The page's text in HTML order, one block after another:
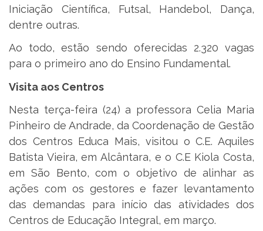
Iniciação Científica, Futsal, Handebol, Dança,
dentre outras.
Ao todo, estão sendo oferecidas 2.320 vagas
para o primeiro ano do Ensino Fundamental.
Visita aos Centros
Nesta terça-feira (24) a professora Celia Maria
Pinheiro de Andrade, da Coordenação de Gestão
dos Centros Educa Mais, visitou o C.E. Aquiles
Batista Vieira, em Alcântara, e o C.E Kiola Costa,
em São Bento, com o objetivo de alinhar as
ações com os gestores e fazer levantamento
das demandas para início das atividades dos
Centros de Educação Integral, em março.